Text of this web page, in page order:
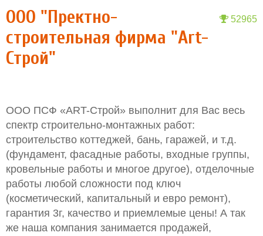
52965
ООО "Пректно-
строительная фирма "Art-
Строй"
ООО ПСФ «ART-Строй» выполнит для Вас весь
спектр строительно-монтажных работ:
строительство коттеджей, бань, гаражей, и т.д.
(фундамент, фасадные работы, входные группы,
кровельные работы и многое другое), отделочные
работы любой сложности под ключ
(косметический, капитальный и евро ремонт),
гарантия 3г, качество и приемлемые цены! А так
же наша компания занимается продажей,